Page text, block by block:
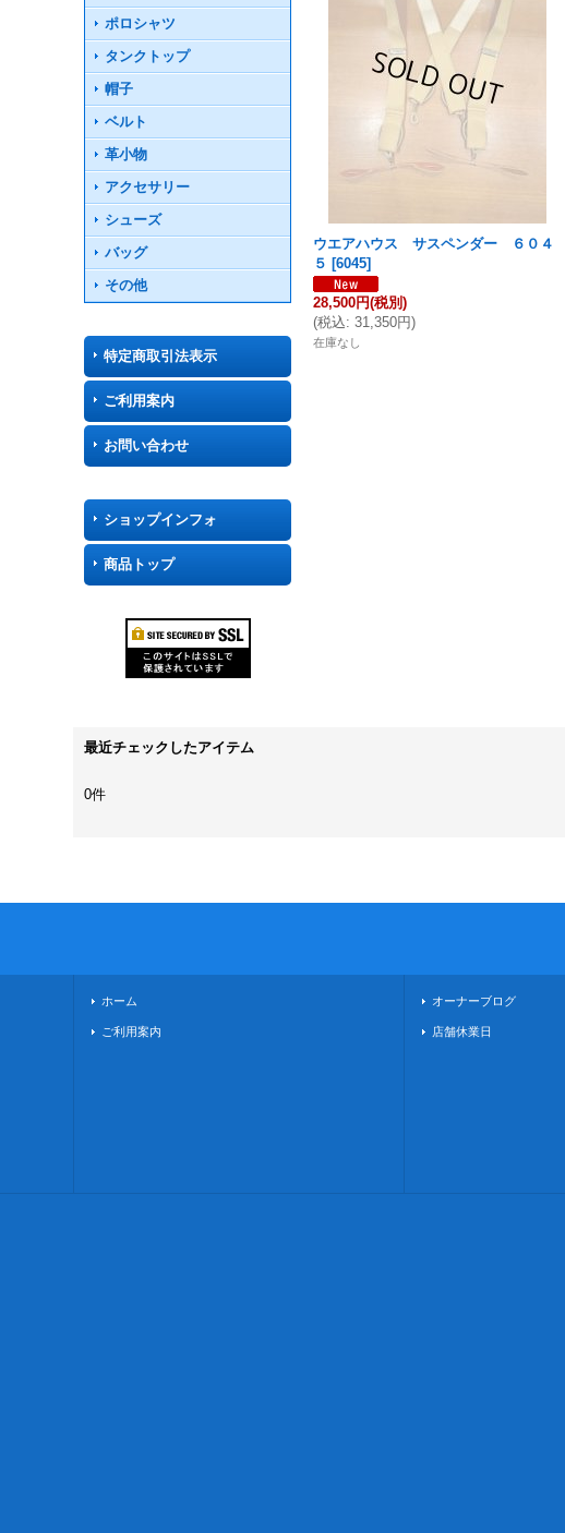
ポロシャツ
タンクトップ
帽子
ベルト
革小物
アクセサリー
シューズ
バッグ
その他
特定商取引法表示
ご利用案内
お問い合わせ
ショップインフォ
商品トップ
ウエアハウス サスペンダー ６０４
５ [6045]
28,500円(税別)
(税込: 31,350円)
在庫なし
最近チェックしたアイテム
0件
ホーム
ご利用案内
オーナーブログ
店舗休業日